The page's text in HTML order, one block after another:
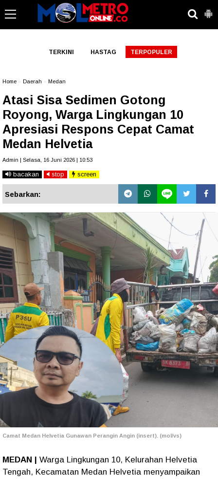
TERKINI HASTAG TERPOPULER
Home Daerah Medan
Atasi Sisa Sedimen Gotong
Royong, Warga Lingkungan 10
Apresiasi Respons Cepat Camat
Medan Helvetia
Admin | Selasa, 16 Juni 2026 | 10:53
bacakan stop screen
Sebarkan:
Camat Medan Helvetia Gunawan Perangin Angin (insert). (mol/vs)
MEDAN | Warga Lingkungan 10, Kelurahan Helvetia
Tengah, Kecamatan Medan Helvetia menyampaikan